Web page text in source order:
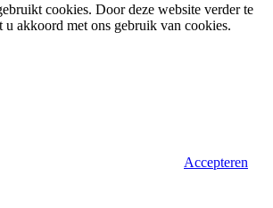
cookies. Door deze website verder te
u akkoord met ons gebruik van cookies.
Accepteren